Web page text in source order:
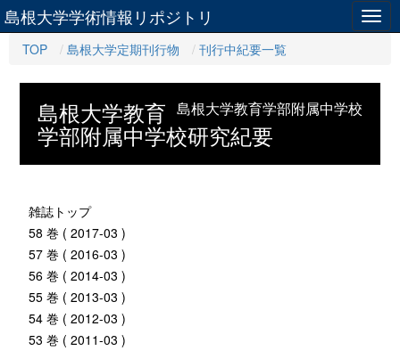
島根大学学術情報リポジトリ
TOP 島根大学定期刊行物 刊行中紀要一覧
島根大学教育学部附属中学校
島根大学教育
学部附属中学校研究紀要
雑誌トップ
58 巻 ( 2017-03 )
57 巻 ( 2016-03 )
56 巻 ( 2014-03 )
55 巻 ( 2013-03 )
54 巻 ( 2012-03 )
53 巻 ( 2011-03 )